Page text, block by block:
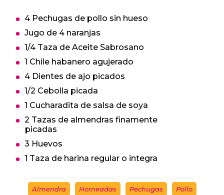
4 Pechugas de pollo sin hueso
Jugo de 4 naranjas
1/4 Taza de Aceite Sabrosano
1 Chile habanero agujerado
4 Dientes de ajo picados
1/2 Cebolla picada
1 Cucharadita de salsa de soya
2 Tazas de almendras finamente
picadas
3 Huevos
1 Taza de harina regular o integra
Almendra Horneadas Pechugas Pollo